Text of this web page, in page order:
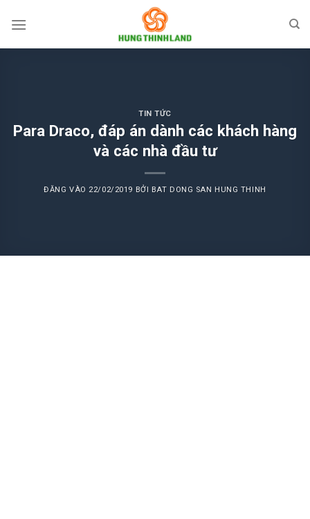
qua
TIN TỨC
Para Draco, đáp án dành các khách hàng
và các nhà đầu tư
ĐĂNG VÀO 22/02/2019 BỞI BAT DONG SAN HUNG THINH